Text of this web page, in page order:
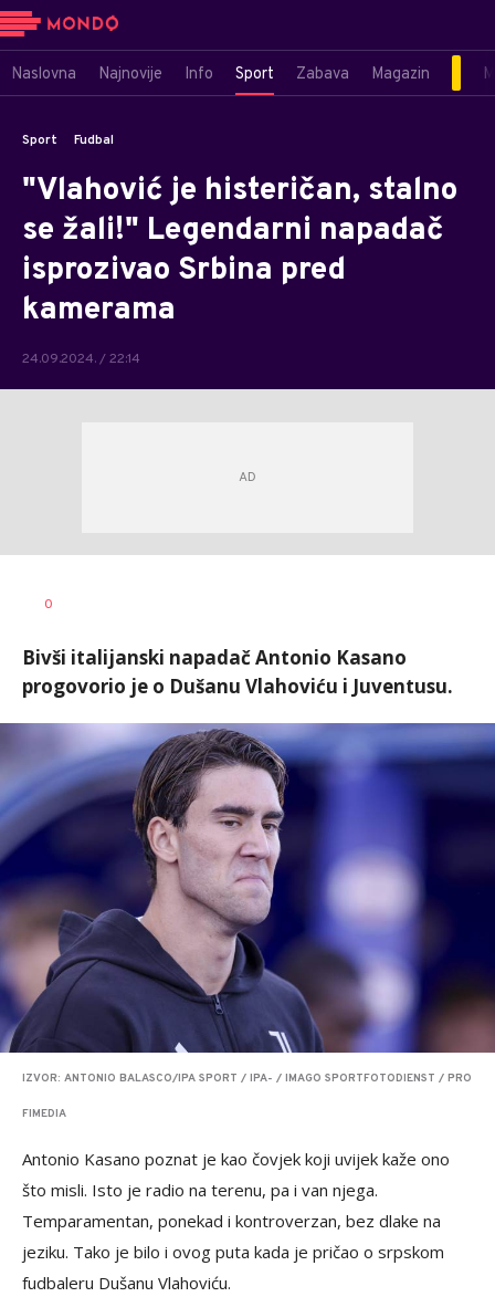
Naslovna Najnovije Info Sport Zabava Magazin
Sport Fudbal
"Vlahović je histeričan, stalno
se žali!" Legendarni napadač
isprozivao Srbina pred
kamerama
24.09.2024. / 22:14
AUTOR
0
Bivši italijanski napadač Antonio Kasano
progovorio je o Dušanu Vlahoviću i Juventusu.
IZVOR: ANTONIO BALASCO/IPA SPORT / IPA- / IMAGO SPORTFOTODIENST / PRO
FIMEDIA
Antonio Kasano poznat je kao čovjek koji uvijek kaže ono
što misli. Isto je radio na terenu, pa i van njega.
Temparamentan, ponekad i kontroverzan, bez dlake na
jeziku. Tako je bilo i ovog puta kada je pričao o srpskom
fudbaleru Dušanu Vlahoviću.